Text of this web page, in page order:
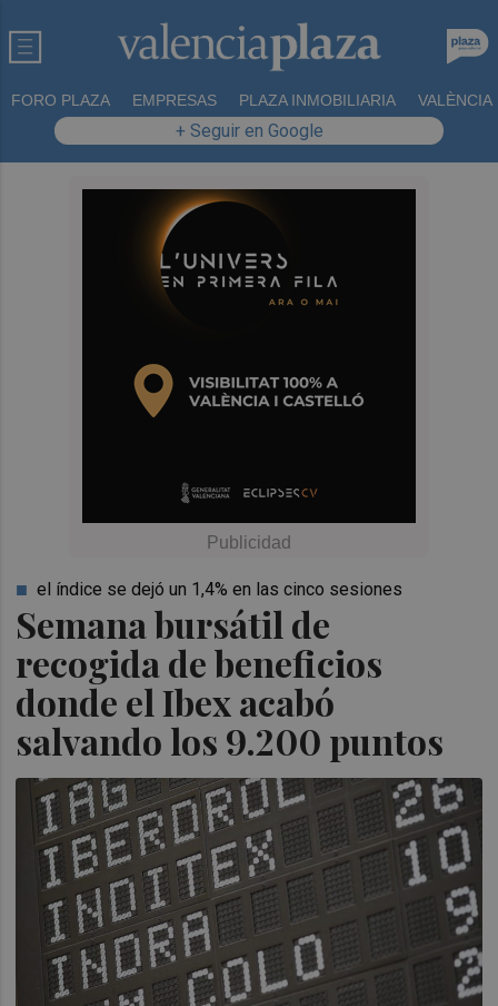
FORO PLAZA EMPRESAS PLAZA INMOBILIARIA VALÈNCIA
+ Seguir en Google
Semana bursátil de
recogida de beneficios
donde el Ibex acabó
salvando los 9.200 puntos
el índice se dejó un 1,4% en las cinco sesiones